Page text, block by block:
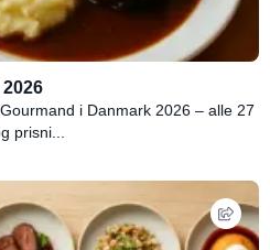
i Danmark 2026 – alle 27
prisni...